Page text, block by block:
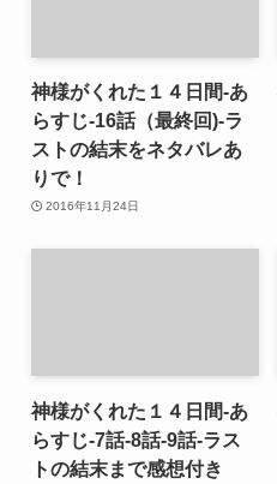
神様がくれた１４日間-あ
らすじ-16話（最終回)-ラ
ストの結末をネタバレあ
りで！
2016年11月24日
神様がくれた１４日間-あ
らすじ-7話-8話-9話-ラス
トの結末まで感想付き